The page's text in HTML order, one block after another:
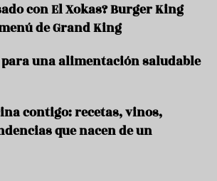
con El Xokas? Burger King
de Grand King
para una alimentación saludable
contigo: recetas, vinos,
que nacen de un